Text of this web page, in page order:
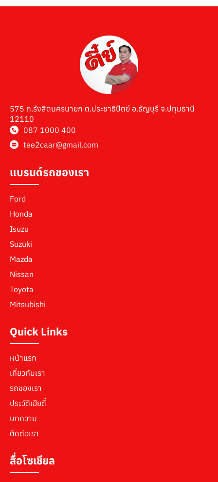
575 ถ.รังสิตนครนายก ต.ประชาธิปัตย์ อ.ธัญบุรี จ.ปทุมธานี
12110
087 1000 400
tee2caar@gmail.com
แบรนด์รถของเรา
Ford
Honda
Isuzu
Suzuki
Mazda
Nissan
Toyota
Mitsubishi
Quick Links
หน้าแรก
เกี่ยวกับเรา
รถของเรา
ประวัติเฮียตี๋
บทความ
ติดต่อเรา
สื่อโซเชียล